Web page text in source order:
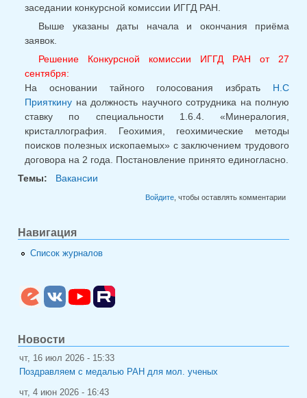
заседании конкурсной комиссии ИГГД РАН.
Выше указаны даты начала и окончания приёма
заявок.
Решение Конкурсной комиссии ИГГД РАН от 27
сентября:
На основании тайного голосования избрать Н.С
Прияткину на должность научного сотрудника на полную
ставку по специальности 1.6.4. «Минералогия,
кристаллография. Геохимия, геохимические методы
поисков полезных ископаемых» с заключением трудового
договора на 2 года. Постановление принято единогласно.
Темы:
Вакансии
Войдите, чтобы оставлять комментарии
Навигация
Список журналов
Новости
чт, 16 июл 2026 - 15:33
Поздравляем с медалью РАН для мол. ученых
чт, 4 июн 2026 - 16:43